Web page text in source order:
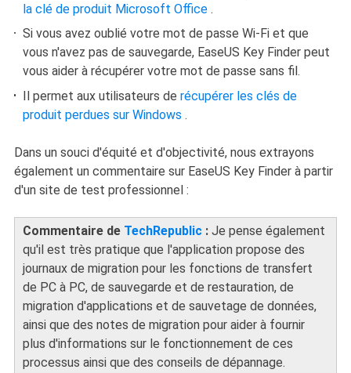
la clé de produit Microsoft Office .
Si vous avez oublié votre mot de passe Wi-Fi et que
vous n'avez pas de sauvegarde, EaseUS Key Finder peut
vous aider à récupérer votre mot de passe sans fil.
Il permet aux utilisateurs derécupérer les clés de
produit perdues sur Windows .
Dans un souci d'équité et d'objectivité, nous extrayons
également un commentaire sur EaseUS Key Finder à partir
d'un site de test professionnel :
Commentaire de TechRepublic:Je pense également
qu'il est très pratique que l'application propose des
journaux de migration pour les fonctions de transfert
de PC à PC, de sauvegarde et de restauration, de
migration d'applications et de sauvetage de données,
ainsi que des notes de migration pour aider à fournir
plus d'informations sur le fonctionnement de ces
processus ainsi que des conseils de dépannage.